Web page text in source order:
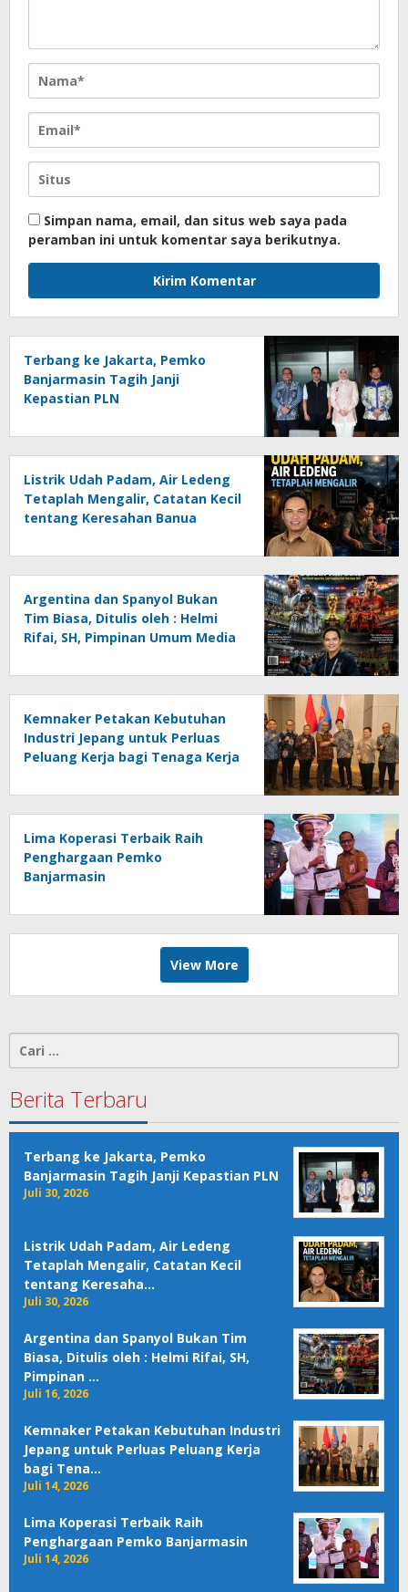
Simpan nama, email, dan situs web saya pada
peramban ini untuk komentar saya berikutnya.
Terbang ke Jakarta, Pemko
Banjarmasin Tagih Janji
Kepastian PLN
Listrik Udah Padam, Air Ledeng
Tetaplah Mengalir, Catatan Kecil
tentang Keresahan Banua
Ancaman Lingkungan, Oleh :
Helmi Rifai, SH
Argentina dan Spanyol Bukan
Tim Biasa, Ditulis oleh : Helmi
Rifai, SH, Pimpinan Umum Media
Kemnaker Petakan Kebutuhan
Industri Jepang untuk Perluas
Peluang Kerja bagi Tenaga Kerja
Lima Koperasi Terbaik Raih
Penghargaan Pemko
Banjarmasin
View More
untuk:
Berita Terbaru
Terbang ke Jakarta, Pemko
Banjarmasin Tagih Janji Kepastian PLN
Juli 30, 2026
Listrik Udah Padam, Air Ledeng
Tetaplah Mengalir, Catatan Kecil
tentang Keresaha…
Juli 30, 2026
Argentina dan Spanyol Bukan Tim
Biasa, Ditulis oleh : Helmi Rifai, SH,
Pimpinan …
Juli 16, 2026
Kemnaker Petakan Kebutuhan Industri
Jepang untuk Perluas Peluang Kerja
bagi Tena…
Juli 14, 2026
Lima Koperasi Terbaik Raih
Penghargaan Pemko Banjarmasin
Juli 14, 2026